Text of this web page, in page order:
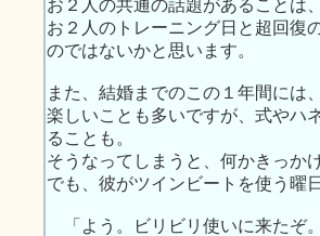
お２人の共通の話題があることは
お２人のトレーニング日と超回復
のではないかと思います。
また、結婚までのこの１年間には
楽しいことも多いですが、式やハ
ることも。
そうなってしまうと、何かきっか
でも、彼がツインビートを使う曜
「よう。ビリビリ使いに来たぞ。